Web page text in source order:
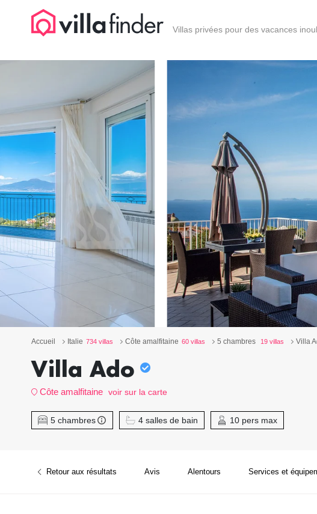
Villas privées pour des vacances
Accueil Italie 734 villas Côte amalfitaine 60 villas 5 chambres 19 villas Villa
Villa Ado
Côte amalfitaine voir sur la carte
5 chambres 4 salles de bain 10 pers max
Retour aux résultats Avis Alentours Services et